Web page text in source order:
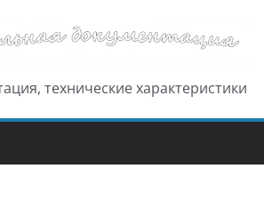
технические характеристики